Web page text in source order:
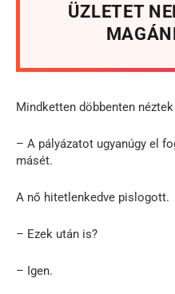
ÜZLETET
Mindketten döbbenten
– A pályázatot ugyanúgy el
másét.
A nő hitetlenkedve pislogott.
– Ezek után is?
– Igen.